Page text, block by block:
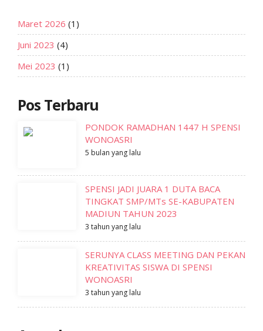
Maret 2026 (1)
Juni 2023 (4)
Mei 2023 (1)
Pos Terbaru
PONDOK RAMADHAN 1447 H SPENSI
WONOASRI
5 bulan yang lalu
SPENSI JADI JUARA 1 DUTA BACA
TINGKAT SMP/MTs SE-KABUPATEN
MADIUN TAHUN 2023
3 tahun yang lalu
SERUNYA CLASS MEETING DAN PEKAN
KREATIVITAS SISWA DI SPENSI
WONOASRI
3 tahun yang lalu